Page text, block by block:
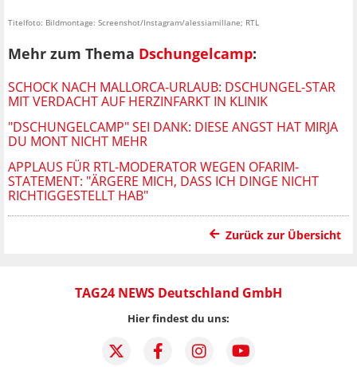
Titelfoto: Bildmontage: Screenshot/Instagram/alessiamillane; RTL
Mehr zum Thema Dschungelcamp:
SCHOCK NACH MALLORCA-URLAUB: DSCHUNGEL-STAR
MIT VERDACHT AUF HERZINFARKT IN KLINIK
"DSCHUNGELCAMP" SEI DANK: DIESE ANGST HAT MIRJA
DU MONT NICHT MEHR
APPLAUS FÜR RTL-MODERATOR WEGEN OFARIM-
STATEMENT: "ÄRGERE MICH, DASS ICH DINGE NICHT
RICHTIGGESTELLT HAB"
Zurück zur Übersicht
TAG24 NEWS Deutschland GmbH
Hier findest du uns: